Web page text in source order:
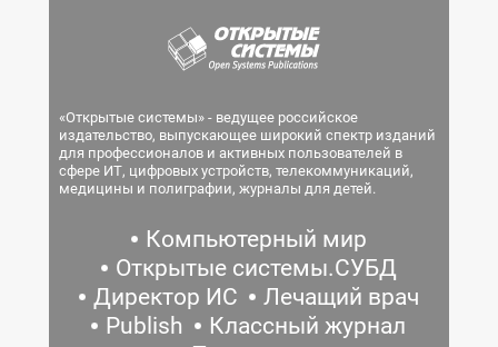
«Открытые системы» - ведущее российское
издательство, выпускающее широкий спектр изданий
для профессионалов и активных пользователей в
сфере ИТ, цифровых устройств, телекоммуникаций,
медицины и полиграфии, журналы для детей.
Компьютерный мир
Открытые системы.СУБД
Директор ИС
Лечащий врач
Publish
Классный журнал